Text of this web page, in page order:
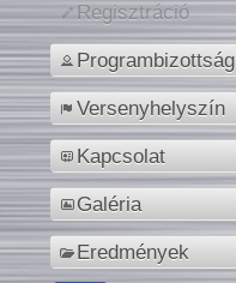
Regisztráció
Programbizottság
Versenyhelyszín
Kapcsolat
Galéria
Eredmények